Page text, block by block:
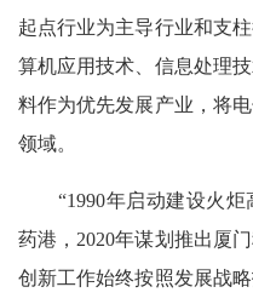
起点行业为主导行业和支
算机应用技术、信息处理
料作为优先发展产业，将
领域。
“1990年启动建设火炬
药港，2020年谋划推出厦
创新工作始终按照发展战